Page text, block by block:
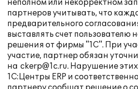
неполном или некорректном
партнеров учитывать, что
предварительного
выставлять счет пользователю
решения от фирмы "1С". При
участие, партнер обязан
на ckerp@1c.ru. Нарушение
1С:Центры ERP и